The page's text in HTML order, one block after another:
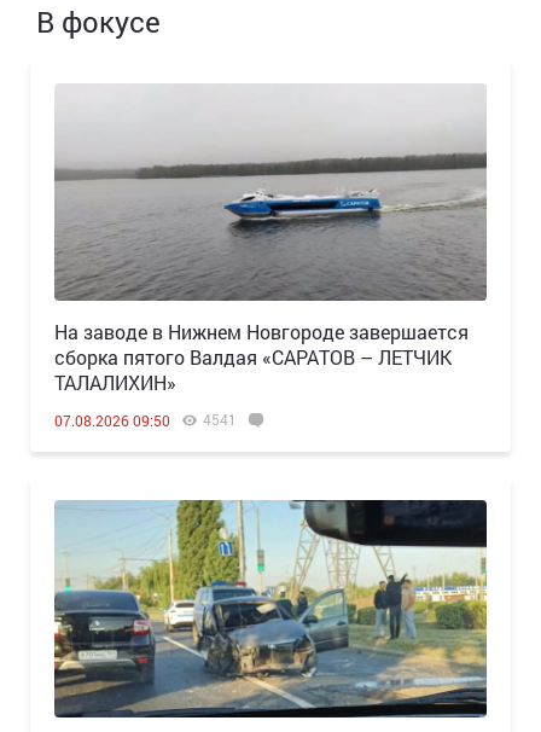
В фокусе
Н️а заводе в Нижнем Новгороде завершается
сборка пятого Валдая «САРАТОВ – ЛЕТЧИК
ТАЛАЛИХИН»
07.08.2026 09:50 4541